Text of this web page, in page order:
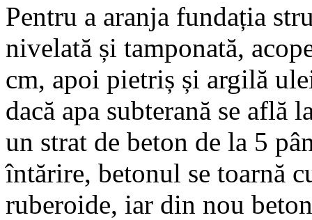
Pentru a aranja fundația
nivelată și tamponată,
cm, apoi pietriș și argilă
dacă apa subterană se află
un strat de beton de la 5
întărire, betonul se toarnă
ruberoide, iar din nou